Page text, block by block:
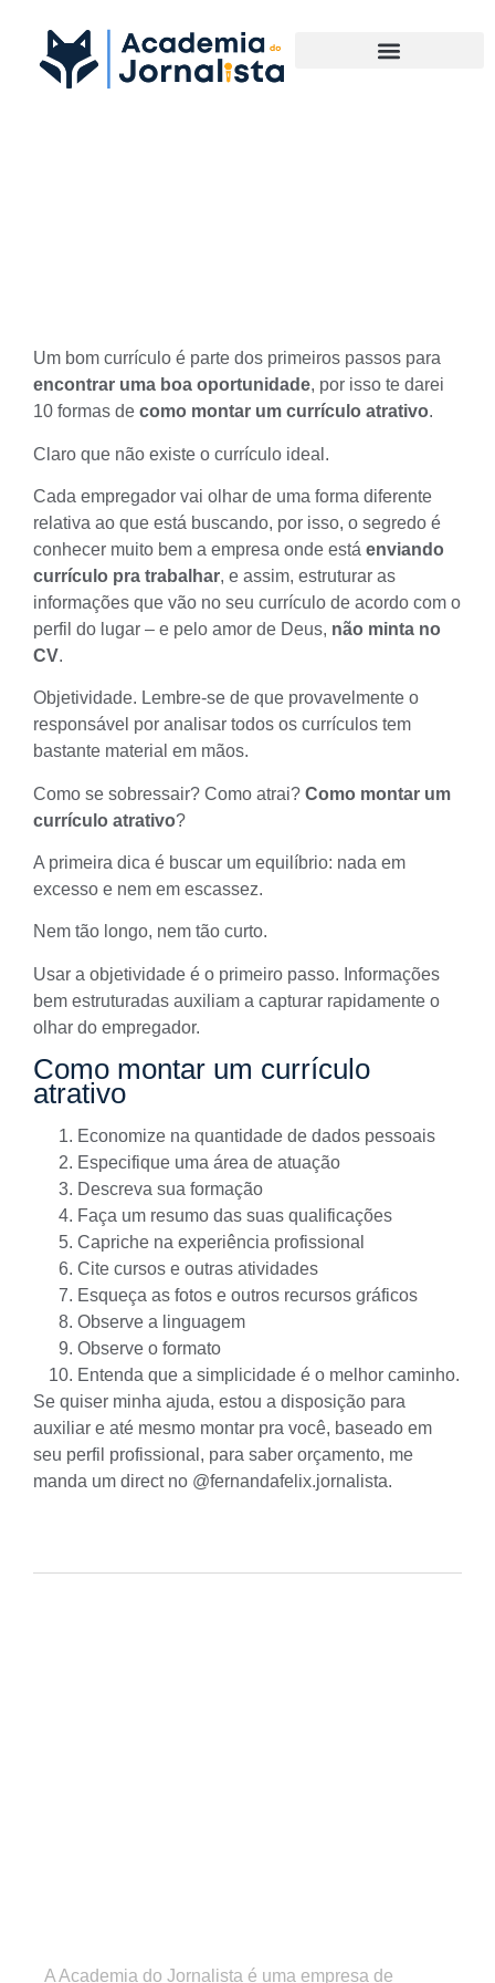
Um bom currículo é parte dos primeiros passos para
encontrar uma boa oportunidade, por isso te darei
10 formas de como montar um currículo atrativo.
Claro que não existe o currículo ideal.
Cada empregador vai olhar de uma forma diferente
relativa ao que está buscando, por isso, o segredo é
conhecer muito bem a empresa onde está enviando
currículo pra trabalhar, e assim, estruturar as
informações que vão no seu currículo de acordo com o
perfil do lugar – e pelo amor de Deus, não minta no
CV.
Objetividade. Lembre-se de que provavelmente o
responsável por analisar todos os currículos tem
bastante material em mãos.
Como se sobressair? Como atrai? Como montar um
currículo atrativo?
A primeira dica é buscar um equilíbrio: nada em
excesso e nem em escassez.
Nem tão longo, nem tão curto.
Usar a objetividade é o primeiro passo. Informações
bem estruturadas auxiliam a capturar rapidamente o
olhar do empregador.
Como montar um currículo
atrativo
Economize na quantidade de dados pessoais
Especifique uma área de atuação
Descreva sua formação
Faça um resumo das suas qualificações
Capriche na experiência profissional
Cite cursos e outras atividades
Esqueça as fotos e outros recursos gráficos
Observe a linguagem
Observe o formato
Entenda que a simplicidade é o melhor caminho.
Se quiser minha ajuda, estou a disposição para
auxiliar e até mesmo montar pra você, baseado em
seu perfil profissional, para saber orçamento, me
manda um direct no @fernandafelix.jornalista.
A Academia do Jornalista é uma empresa de